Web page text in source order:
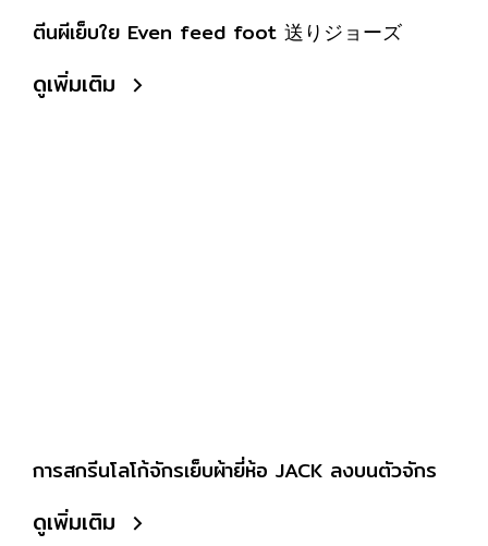
ตีนผีเย็บใย Even feed foot 送りジョーズ
ดูเพิ่มเติม
การสกรีนโลโก้จักรเย็บผ้ายี่ห้อ JACK ลงบนตัวจักร
ดูเพิ่มเติม